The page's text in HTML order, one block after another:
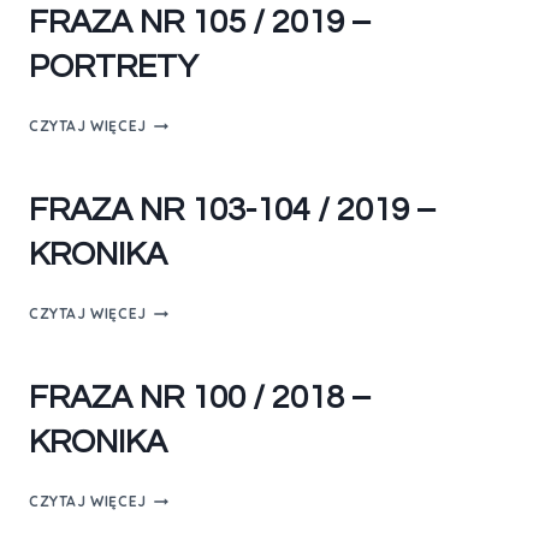
FRAZA NR 105 / 2019 –
PORTRETY
CZYTAJ WIĘCEJ
FRAZA NR 103-104 / 2019 –
KRONIKA
CZYTAJ WIĘCEJ
FRAZA NR 100 / 2018 –
KRONIKA
CZYTAJ WIĘCEJ